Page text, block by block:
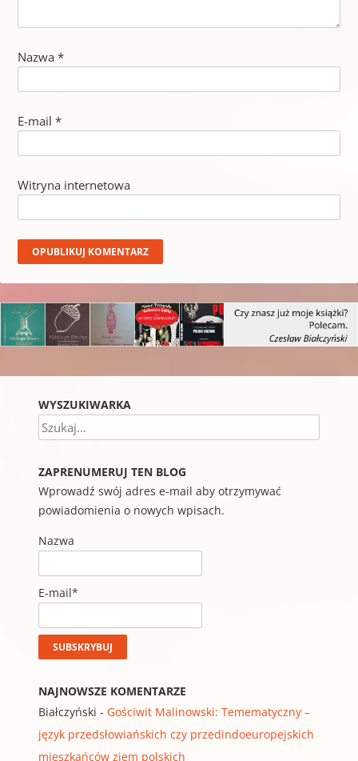
Nazwa *
E-mail *
Witryna internetowa
WYSZUKIWARKA
Szukaj
ZAPRENUMERUJ TEN BLOG
Wprowadź swój adres e-mail aby otrzymywać
powiadomienia o nowych wpisach.
Nazwa
E-mail*
NAJNOWSZE KOMENTARZE
Białczyński - Gościwit Malinowski: Temematyczny –
język przedsłowiańskich czy przedindoeuropejskich
mieszkańców ziem polskich